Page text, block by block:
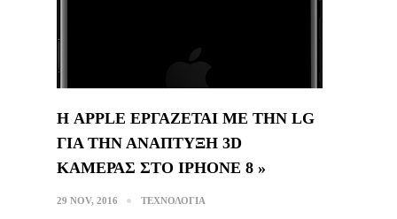
Η APPLE ΕΡΓΑΖΕΤΑΙ ΜΕ ΤΗΝ LG
ΓΙΑ ΤΗΝ ΑΝΑΠΤΥΞΗ 3D
ΚΑΜΕΡΑΣ ΣΤΟ IPHONE 8 »
29 NOV, 2016 ΤΕΧΝΟΛΟΓΙΑ